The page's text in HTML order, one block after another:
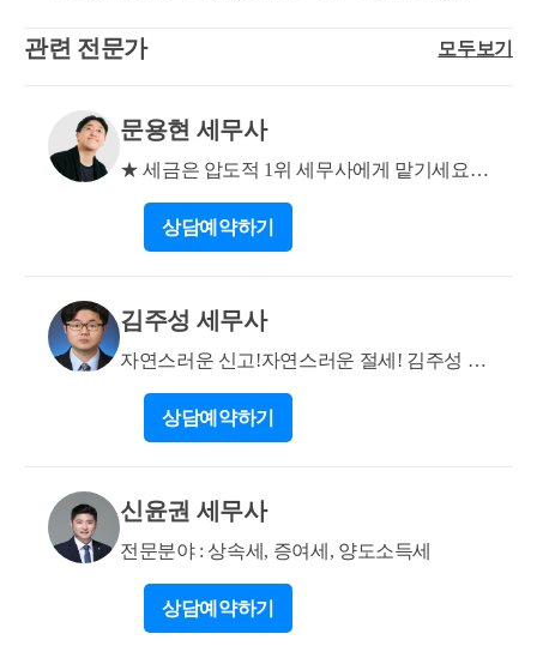
년 내 1번 주택을 양도하신다면 비과세를 받으실 수 있
야 비과세 받을 수 있습니다. (1) 2번 분양권 취득일부
터 3년 이상 지났을 것 (2) 2번 분양권에 의한 완공주택
의 완공일 전 ~ 완공일부터 2년 내 1번 주택을 양도할
것 (3) 2번 분양권에 의한 완공주택의 완공일부터 2년
내 완공주택에 세대전원이 1년이상 거주할 것 (4) 1번
기한은 분양권에 의한 주택 완공일부터 2년 내에 해당
하나, 분양권 취득일붜 3년이상 지난 후 양도하는 경우
에는 완공일부터 2년내 1번 주택을 양도하셔야 하며
세대전원이 1년 이상 거주해야하는 요건이 추가되는
점을 유의하시면 됩니다.
1891, 2022.10.6.) 1세대 1주택 비과세 규정에서는 분양
택을 매도할 때 비과세가 어려울 것으로 판단됩니다.
청주지역이라 일반과세로 적용되기 때문에 A 주택을
2년 6개월 실거주 후 양도하신다면 일반세율 적용받아
서 진행하시는 것이 가장 큰 절세입니다. (2년 이내 양
도시 높은 세율을 적용받습니다.) 또한 A 주택과 B 주
택 중 양도차익이 적은 주택을 먼저 매도하신 후 양도
궁금하신 사항 있으시면 서가세무회계 / 010-4012-0152
로 연락주세요. 친절히 상담해드리도록 하겠습니다.
관련 전문가 모두보기
문용현 세무사
★ 세금은 압도적 1위 세무사에게 맡기세요!
상담예약하기
김주성 세무사
자연스러운 신고!자연스러운 절세! 김주성 세
무사 입니다
상담예약하기
신윤권 세무사
전문분야 : 상속세, 증여세, 양도소득세
상담예약하기